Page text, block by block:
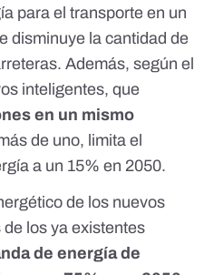
para el transporte en un
disminuye la cantidad de
Además, según el
inteligentes, que
en un mismo
de uno, limita el
a un 15% en 2050.
de los nuevos
los ya existentes
de energía de